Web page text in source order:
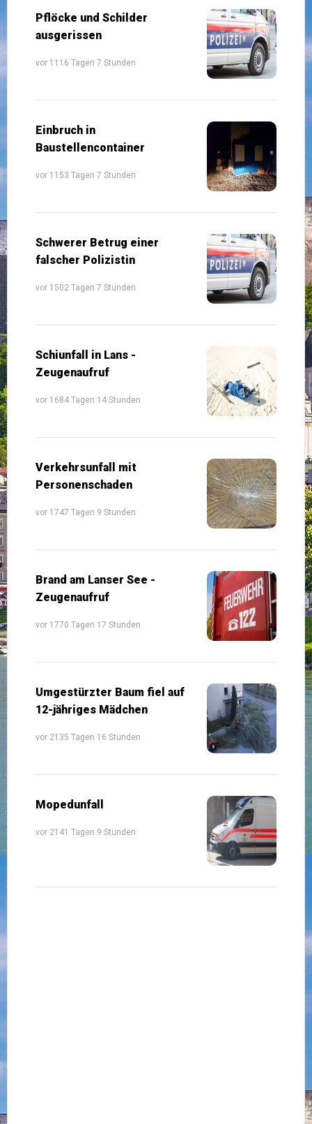
Pflöcke und Schilder
ausgerissen
vor 1116 Tagen 7 Stunden
Einbruch in
Baustellencontainer
vor 1153 Tagen 7 Stunden
Schwerer Betrug einer
falscher Polizistin
vor 1502 Tagen 7 Stunden
Schiunfall in Lans -
Zeugenaufruf
vor 1684 Tagen 14 Stunden
Verkehrsunfall mit
Personenschaden
vor 1747 Tagen 9 Stunden
Brand am Lanser See -
Zeugenaufruf
vor 1770 Tagen 17 Stunden
Umgestürzter Baum fiel auf
12-jähriges Mädchen
vor 2135 Tagen 16 Stunden
Mopedunfall
vor 2141 Tagen 9 Stunden